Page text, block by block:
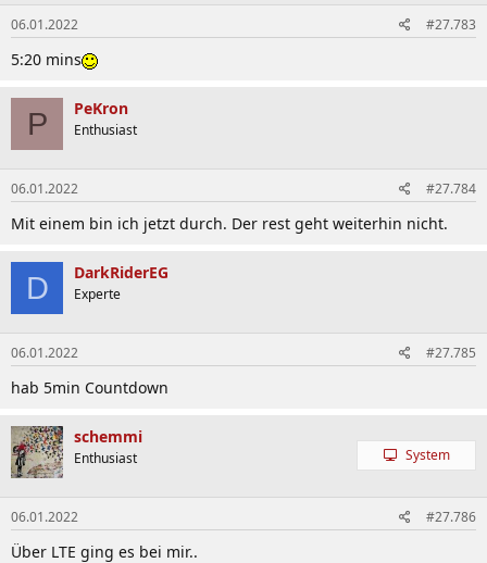
06.01.2022 #27.783
5:20 mins
P PeKron
Enthusiast
06.01.2022 #27.784
Mit einem bin ich jetzt durch. Der rest geht weiterhin nicht.
D DarkRiderEG
Experte
06.01.2022 #27.785
hab 5min Countdown
schemmi
Enthusiast System
06.01.2022 #27.786
Über LTE ging es bei mir..